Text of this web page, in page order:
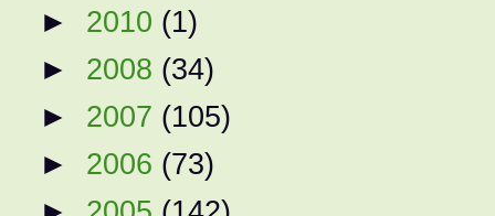
► 2010 (1)
► 2008 (34)
► 2007 (105)
► 2006 (73)